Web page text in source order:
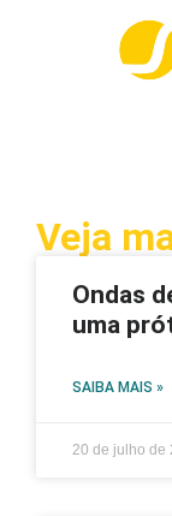
Veja
Ondas
uma
SAIBA MAIS »
20 de julho de